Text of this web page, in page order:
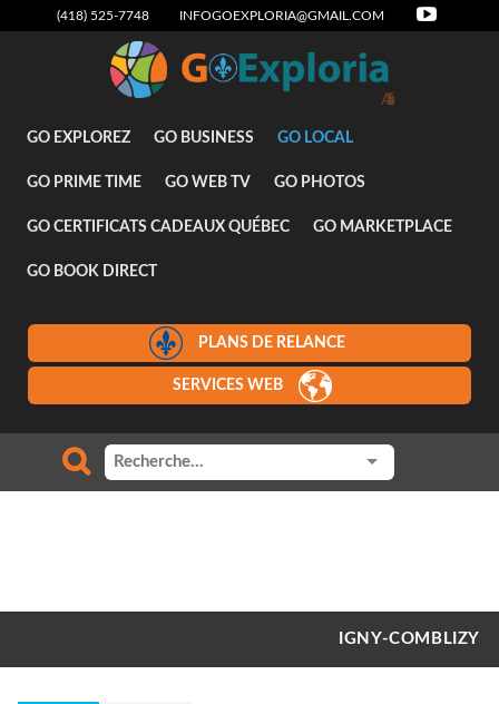
(418) 525-7748 INFOGOEXPLORIA@GMAIL.COM
Attraits
GO EXPLOREZ GO BUSINESS GO LOCAL
GO PRIME TIME GO WEB TV GO PHOTOS
GO CERTIFICATS CADEAUX QUÉBEC GO MARKETPLACE
GO BOOK DIRECT
PLANS DE RELANCE
SERVICES WEB
IGNY-COMBLIZY